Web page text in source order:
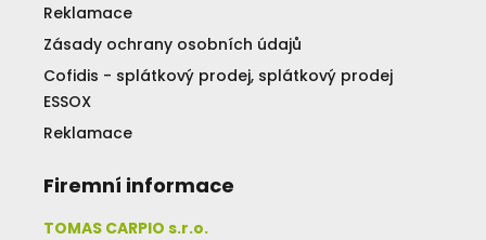
Reklamace
Zásady ochrany osobních údajů
Cofidis - splátkový prodej, splátkový prodej
ESSOX
Reklamace
Firemní informace
TOMAS CARPIO s.r.o.